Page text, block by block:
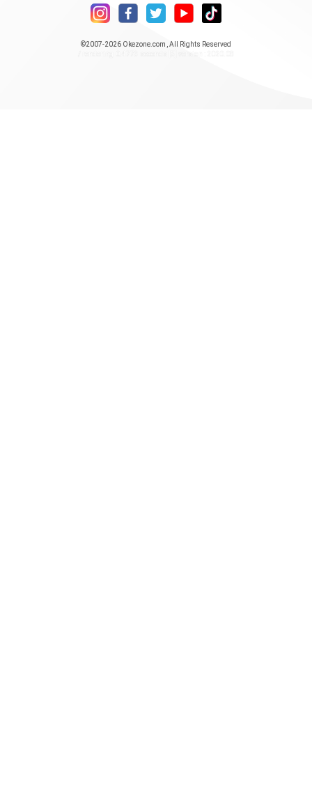
©2007-2026 Okezone.com , All Rights Reserved